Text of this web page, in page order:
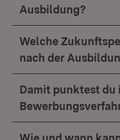
Ausbildung?
Welche
nach der
Damit punktest du